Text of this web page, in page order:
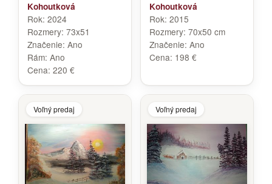
Kohoutková
Rok: 2024
Rozmery: 73x51
Značenie: Ano
Rám: Ano
Cena: 220 €
Kohoutková
Rok: 2015
Rozmery: 70x50 cm
Značenie: Ano
Cena: 198 €
Voľný predaj Voľný predaj